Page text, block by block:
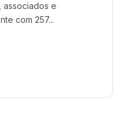
associados e
com 257...